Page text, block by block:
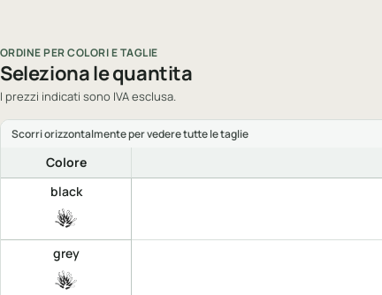
ORDINE PER COLORI E TAGLIE
Seleziona le quantita
I prezzi indicati sono IVA esclusa.
Colore
black
grey